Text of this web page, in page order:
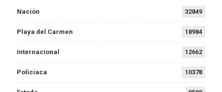
Nación 32849
Playa del Carmen 18984
Internacional 12662
Policiaca 10378